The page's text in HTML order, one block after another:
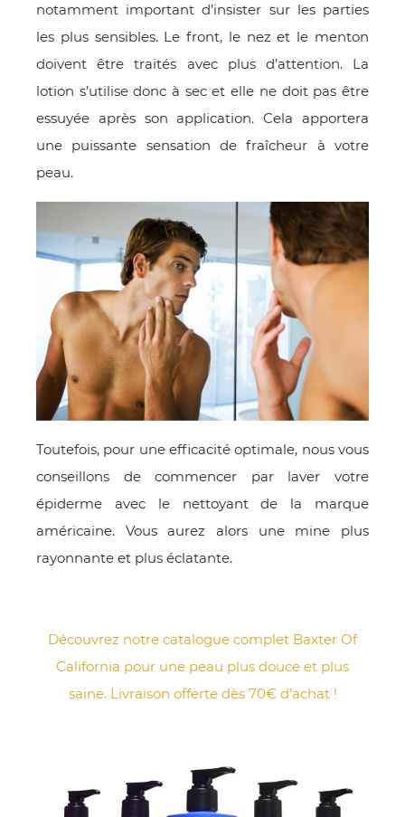
notamment important d’insister sur les parties
les plus sensibles. Le front, le nez et le menton
doivent être traités avec plus d’attention. La
lotion s’utilise donc à sec et elle ne doit pas être
essuyée après son application. Cela apportera
une puissante sensation de fraîcheur à votre
peau.
Toutefois, pour une efficacité optimale, nous vous
conseillons de commencer par laver votre
épiderme avec le nettoyant de la marque
américaine. Vous aurez alors une mine plus
rayonnante et plus éclatante.
Découvrez notre catalogue complet Baxter Of
California pour une peau plus douce et plus
saine. Livraison offerte dès 70€ d’achat !